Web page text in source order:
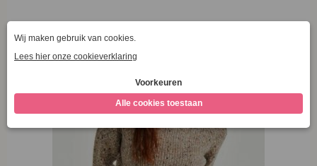
Combineer met